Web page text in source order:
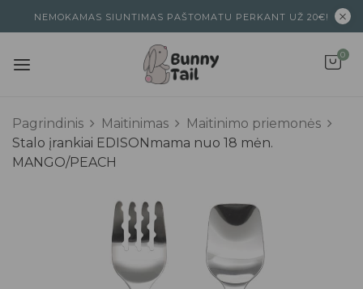
NEMOKAMAS SIUNTIMAS PAŠTOMATU PERKANT UŽ 20€!
0
Pagrindinis Maitinimas
Maitinimo priemonės
Stalo įrankiai EDISONmama nuo 18 mėn.
MANGO/PEACH